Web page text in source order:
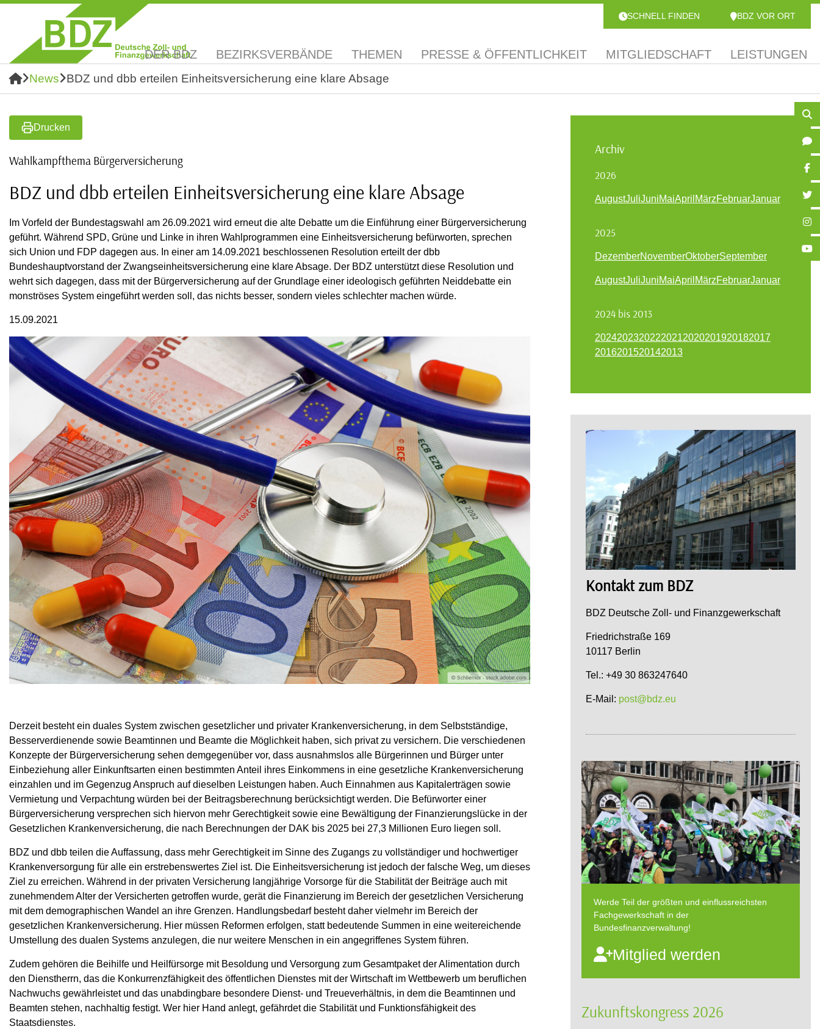
SCHNELL FINDEN BDZ VOR ORT
DER BDZ BEZIRKSVERBÄNDE THEMEN PRESSE & ÖFFENTLICHKEIT MITGLIEDSCHAFT LEISTUNGEN
News BDZ und dbb erteilen Einheitsversicherung eine klare Absage
Drucken
Wahlkampfthema Bürgerversicherung
BDZ und dbb erteilen Einheitsversicherung eine klare Absage
Im Vorfeld der Bundestagswahl am 26.09.2021 wird erneut die alte Debatte um die Einführung einer Bürgerversicherung
geführt. Während SPD, Grüne und Linke in ihren Wahlprogrammen eine Einheitsversicherung befürworten, sprechen
sich Union und FDP dagegen aus. In einer am 14.09.2021 beschlossenen Resolution erteilt der dbb
Bundeshauptvorstand der Zwangseinheitsversicherung eine klare Absage. Der BDZ unterstützt diese Resolution und
wehrt sich dagegen, dass mit der Bürgerversicherung auf der Grundlage einer ideologisch geführten Neiddebatte ein
monströses System eingeführt werden soll, das nichts besser, sondern vieles schlechter machen würde.
15.09.2021
Derzeit besteht ein duales System zwischen gesetzlicher und privater Krankenversicherung, in dem Selbstständige,
Besserverdienende sowie Beamtinnen und Beamte die Möglichkeit haben, sich privat zu versichern. Die verschiedenen
Konzepte der Bürgerversicherung sehen demgegenüber vor, dass ausnahmslos alle Bürgerinnen und Bürger unter
Einbeziehung aller Einkunftsarten einen bestimmten Anteil ihres Einkommens in eine gesetzliche Krankenversicherung
einzahlen und im Gegenzug Anspruch auf dieselben Leistungen haben. Auch Einnahmen aus Kapitalerträgen sowie
Vermietung und Verpachtung würden bei der Beitragsberechnung berücksichtigt werden. Die Befürworter einer
Bürgerversicherung versprechen sich hiervon mehr Gerechtigkeit sowie eine Bewältigung der Finanzierungslücke in der
Gesetzlichen Krankenversicherung, die nach Berechnungen der DAK bis 2025 bei 27,3 Millionen Euro liegen soll.
BDZ und dbb teilen die Auffassung, dass mehr Gerechtigkeit im Sinne des Zugangs zu vollständiger und hochwertiger
Krankenversorgung für alle ein erstrebenswertes Ziel ist. Die Einheitsversicherung ist jedoch der falsche Weg, um dieses
Ziel zu erreichen. Während in der privaten Versicherung langjährige Vorsorge für die Stabilität der Beiträge auch mit
zunehmendem Alter der Versicherten getroffen wurde, gerät die Finanzierung im Bereich der gesetzlichen Versicherung
mit dem demographischen Wandel an ihre Grenzen. Handlungsbedarf besteht daher vielmehr im Bereich der
gesetzlichen Krankenversicherung. Hier müssen Reformen erfolgen, statt bedeutende Summen in eine weitereichende
Umstellung des dualen Systems anzulegen, die nur weitere Menschen in ein angegriffenes System führen.
Zudem gehören die Beihilfe und Heilfürsorge mit Besoldung und Versorgung zum Gesamtpaket der Alimentation durch
den Dienstherrn, das die Konkurrenzfähigkeit des öffentlichen Dienstes mit der Wirtschaft im Wettbewerb um beruflichen
Nachwuchs gewährleistet und das unabdingbare besondere Dienst- und Treueverhältnis, in dem die Beamtinnen und
Beamten stehen, nachhaltig festigt. Wer hier Hand anlegt, gefährdet die Stabilität und Funktionsfähigkeit des
Staatsdienstes.
Archiv
2026
AugustJuliJuniMaiApril MärzFebruarJanuar
2025
DezemberNovemberOktoberSeptember
AugustJuliJuniMaiApril MärzFebruarJanuar
2024 bis 2013
20242023202220212020201920182017
2016201520142013
Kontakt zum BDZ
BDZ Deutsche Zoll- und Finanzgewerkschaft
Friedrichstraße 169
10117 Berlin
Tel.: +49 30 863247640
E-Mail: post@bdz.eu
Werde Teil der größten und einflussreichsten
Fachgewerkschaft in der
Bundesfinanzverwaltung!
Mitglied werden
Zukunftskongress 2026